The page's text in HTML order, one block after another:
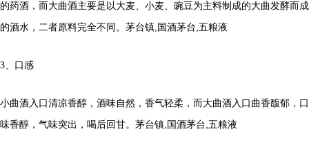
的药酒，而大曲酒主要是以大麦、小麦、豌豆为主料制成的大曲发酵而成
的酒水，二者原料完全不同。 茅台镇,国酒茅台,五粮液
3、口感
小曲酒入口清凉香醇，酒味自然，香气轻柔，而大曲酒入口曲香馥郁，口
味香醇，气味突出，喝后回甘。 茅台镇,国酒茅台,五粮液